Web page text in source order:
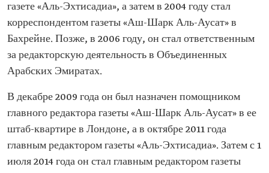
газете «Аль-Эхтисадиа», а затем в 2004 году стал
корреспондентом газеты «Аш-Шарк Аль-Аусат» в
Бахрейне. Позже, в 2006 году, он стал ответственным
за редакторскую деятельность в Объединенных
Арабских Эмиратах.
В декабре 2009 года он был назначен помощником
главного редактора газеты «Аш-Шарк Аль-Аусат» в ее
штаб-квартире в Лондоне, а в октябре 2011 года
главным редактором газеты «Аль-Эхтисадиа». Затем с 1
июля 2014 года он стал главным редактором газеты